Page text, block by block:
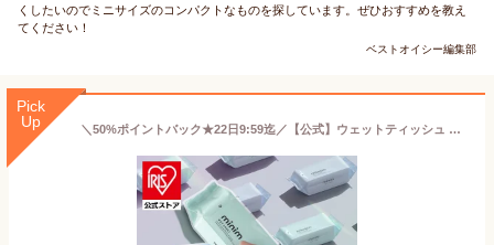
くしたいのでミニサイズのコンパクトなものを探しています。ぜひおすすめを教え
てください！
ベストオイシー編集部
Pick
Up
＼50%ポイントバック★22日9:59迄／【公式】ウェットティッシュ ミニウェットティッシュ 48パック ノンアルコール 携帯 トイレに流せる ミニ流せるウェットシート minim 8枚入×6個 8個セット PWT-6PN POF-6PN【iris_dl03】